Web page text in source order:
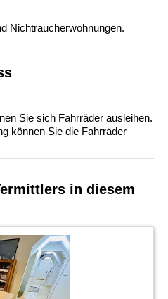
Nichtraucherwohnungen.
Sie sich Fahrräder ausleihen.
können Sie die Fahrräder
in diesem